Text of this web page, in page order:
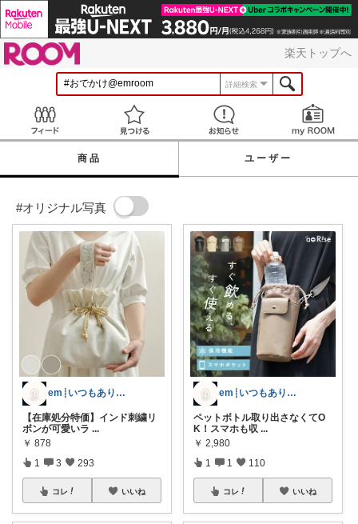
楽天トップへ
詳細検索
見つける お知らせ
商品 ユーザー
#オリジナル写真
em┊いつもありがとうございます𓈒𓏸
【在庫処分特価】インド刺繍リ
ボンが可愛いラ ...
￥ 878
1 3 293
コレ いいね
em┊いつもありがとうございます𓈒𓏸
ペットボトル取り出さなくてO
K！スマホも収 ...
￥ 2,980
1 1 110
コレ いいね